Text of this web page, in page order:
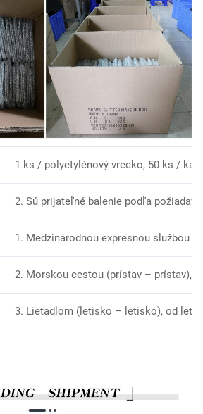
1 ks / polyetylénový vrecko, 50 ks /
2. Sú prijateľné balenie podľa
1. Medzinárodnou expresnou službou
2. Morskou cestou (prístav – prístav),
3. Lietadlom (letisko – letisko), od